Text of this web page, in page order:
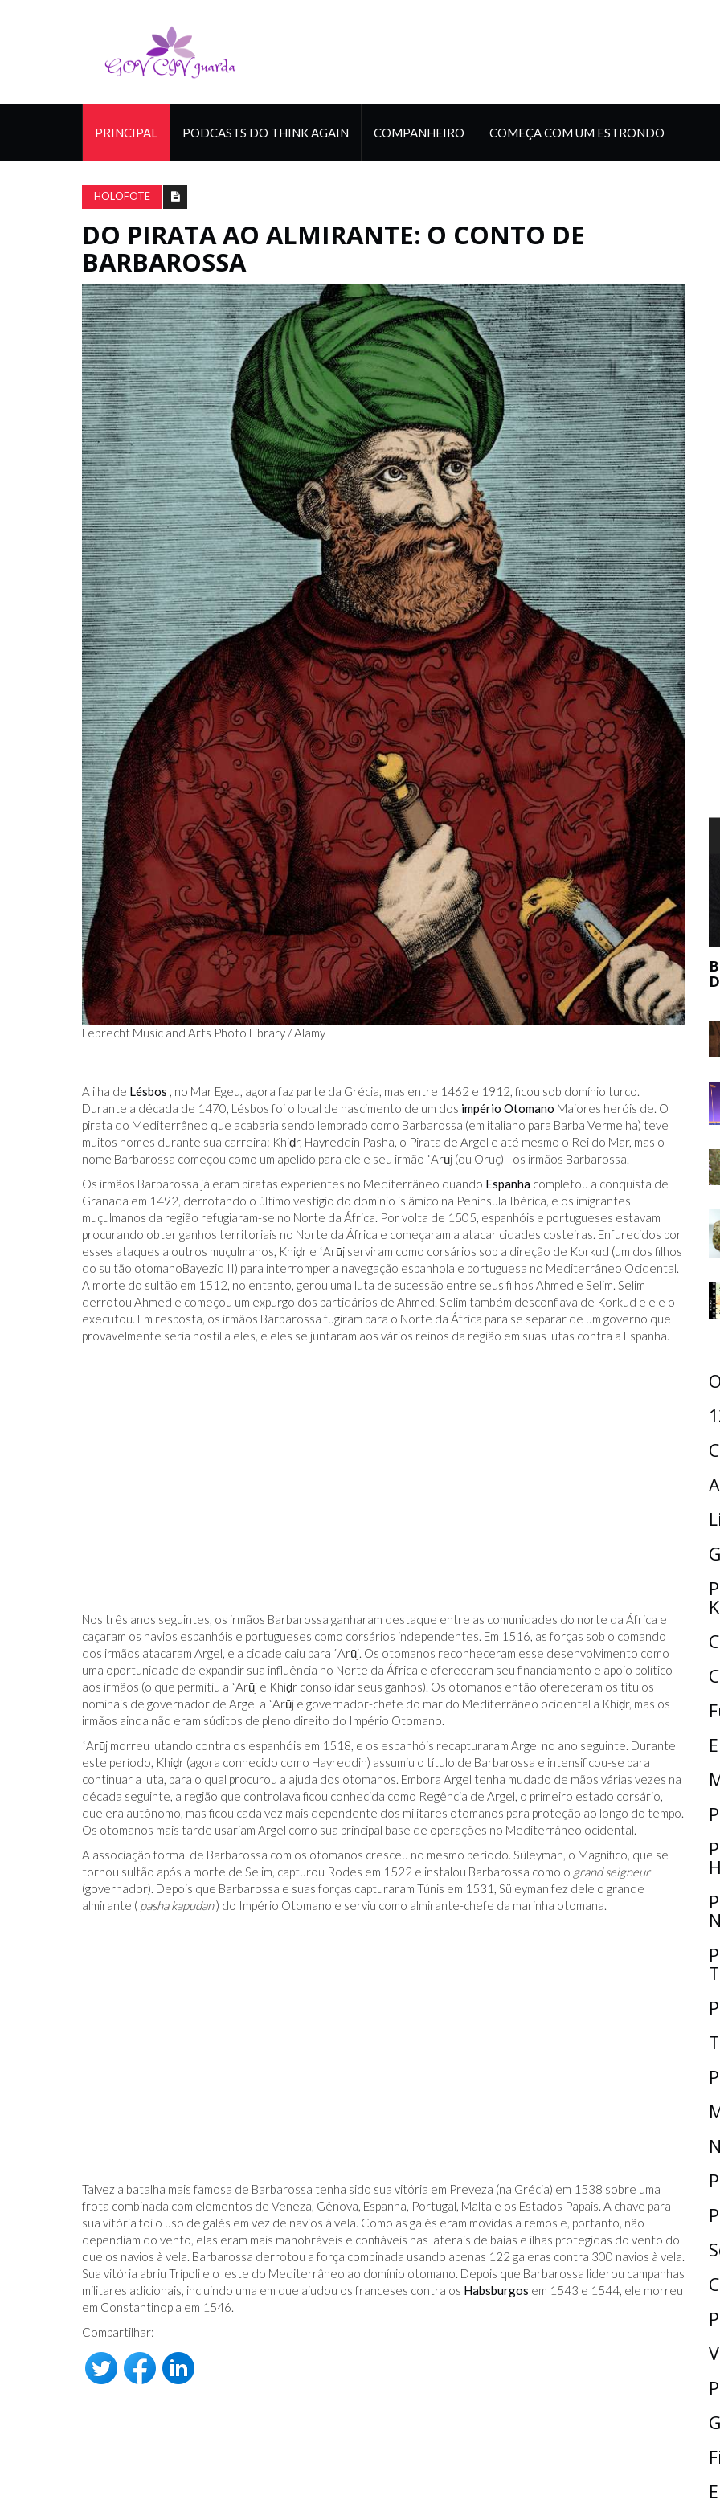
PRINCIPAL PODCASTS DO THINK AGAIN COMPANHEIRO COMEÇA COM UM ESTRONDO
HOLOFOTE
DO PIRATA AO ALMIRANTE: O CONTO DE
BARBAROSSA
Lebrecht Music and Arts Photo Library / Alamy
A ilha de Lésbos , no Mar Egeu, agora faz parte da Grécia, mas entre 1462 e 1912, ficou sob domínio turco.
Durante a década de 1470, Lésbos foi o local de nascimento de um dos império Otomano Maiores heróis de. O
pirata do Mediterrâneo que acabaria sendo lembrado como Barbarossa (em italiano para Barba Vermelha) teve
muitos nomes durante sua carreira: Khiḍr, Hayreddin Pasha, o Pirata de Argel e até mesmo o Rei do Mar, mas o
nome Barbarossa começou como um apelido para ele e seu irmão ʿArūj (ou Oruç) - os irmãos Barbarossa.
Os irmãos Barbarossa já eram piratas experientes no Mediterrâneo quando Espanha completou a conquista de
Granada em 1492, derrotando o último vestígio do domínio islâmico na Península Ibérica, e os imigrantes
muçulmanos da região refugiaram-se no Norte da África. Por volta de 1505, espanhóis e portugueses estavam
procurando obter ganhos territoriais no Norte da África e começaram a atacar cidades costeiras. Enfurecidos por
esses ataques a outros muçulmanos, Khiḍr e ʿArūj serviram como corsários sob a direção de Korkud (um dos filhos
do sultão otomanoBayezid II) para interromper a navegação espanhola e portuguesa no Mediterrâneo Ocidental.
A morte do sultão em 1512, no entanto, gerou uma luta de sucessão entre seus filhos Ahmed e Selim. Selim
derrotou Ahmed e começou um expurgo dos partidários de Ahmed. Selim também desconfiava de Korkud e ele o
executou. Em resposta, os irmãos Barbarossa fugiram para o Norte da África para se separar de um governo que
provavelmente seria hostil a eles, e eles se juntaram aos vários reinos da região em suas lutas contra a Espanha.
Nos três anos seguintes, os irmãos Barbarossa ganharam destaque entre as comunidades do norte da África e
caçaram os navios espanhóis e portugueses como corsários independentes. Em 1516, as forças sob o comando
dos irmãos atacaram Argel, e a cidade caiu para ʿArūj. Os otomanos reconheceram esse desenvolvimento como
uma oportunidade de expandir sua influência no Norte da África e ofereceram seu financiamento e apoio político
aos irmãos (o que permitiu a ʿArūj e Khiḍr consolidar seus ganhos). Os otomanos então ofereceram os títulos
nominais de governador de Argel a ʿArūj e governador-chefe do mar do Mediterrâneo ocidental a Khiḍr, mas os
irmãos ainda não eram súditos de pleno direito do Império Otomano.
ʿArūj morreu lutando contra os espanhóis em 1518, e os espanhóis recapturaram Argel no ano seguinte. Durante
este período, Khiḍr (agora conhecido como Hayreddin) assumiu o título de Barbarossa e intensificou-se para
continuar a luta, para o qual procurou a ajuda dos otomanos. Embora Argel tenha mudado de mãos várias vezes na
década seguinte, a região que controlava ficou conhecida como Regência de Argel, o primeiro estado corsário,
que era autônomo, mas ficou cada vez mais dependente dos militares otomanos para proteção ao longo do tempo.
Os otomanos mais tarde usariam Argel como sua principal base de operações no Mediterrâneo ocidental.
A associação formal de Barbarossa com os otomanos cresceu no mesmo período. Süleyman, o Magnífico, que se
tornou sultão após a morte de Selim, capturou Rodes em 1522 e instalou Barbarossa como o grand seigneur
(governador). Depois que Barbarossa e suas forças capturaram Túnis em 1531, Süleyman fez dele o grande
almirante ( pasha kapudan) do Império Otomano e serviu como almirante-chefe da marinha otomana.
Talvez a batalha mais famosa de Barbarossa tenha sido sua vitória em Preveza (na Grécia) em 1538 sobre uma
frota combinada com elementos de Veneza, Gênova, Espanha, Portugal, Malta e os Estados Papais. A chave para
sua vitória foi o uso de galés em vez de navios à vela. Como as galés eram movidas a remos e, portanto, não
dependiam do vento, elas eram mais manobráveis ​​e confiáveis ​​nas laterais de baías e ilhas protegidas do vento do
que os navios à vela. Barbarossa derrotou a força combinada usando apenas 122 galeras contra 300 navios à vela.
Sua vitória abriu Trípoli e o leste do Mediterrâneo ao domínio otomano. Depois que Barbarossa liderou campanhas
militares adicionais, incluindo uma em que ajudou os franceses contra os Habsburgos em 1543 e 1544, ele morreu
em Constantinopla em 1546.
Compartilhar:
NO FACEBOOK
- PARA
O TRUQUE ANTICÂNCER DOS
ELEFANTES É DESCOBERTO
BERNIE MADOFF AJUDOU O MERCADO
DE ARTE?